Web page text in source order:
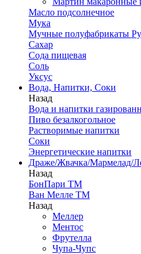
Масло подсолнечное
Мука
Мучные полуфабрикаты
Сахар
Сода пищевая
Соль
Уксус
Вода, Напитки, Соки
Назад
Вода и напитки
Пиво безалкогольное
Растворимые напитки
Соки
Энергетические напитки
Драже/Жвачка/Мармелад/
Назад
БонПари ТМ
Ван Мелле ТМ
Назад
Меллер
Ментос
Фрутелла
Чупа-Чупс